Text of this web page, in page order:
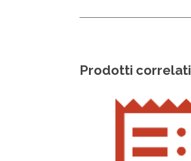
Prodotti correlati